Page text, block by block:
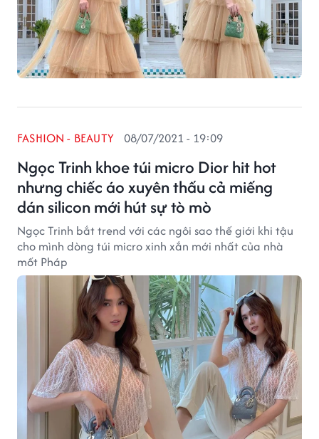
Ngọc Trinh khoe túi micro Dior hit hot
nhưng chiếc áo xuyên thấu cả miếng
dán silicon mới hút sự tò mò
FASHION - BEAUTY 08/07/2021 - 19:09
Ngọc Trinh bắt trend với các ngôi sao thế giới khi tậu
cho mình dòng túi micro xinh xắn mới nhất của nhà
mốt Pháp